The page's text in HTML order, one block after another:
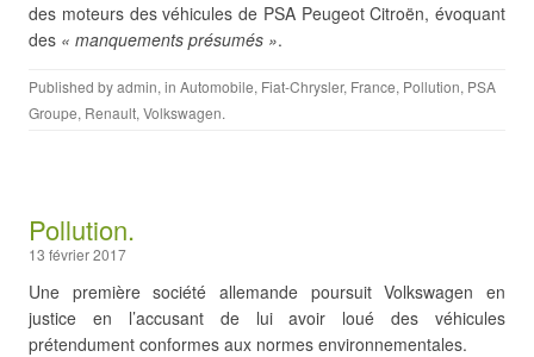
des moteurs des véhicules de PSA Peugeot Citroën, évoquant
des « manquements présumés ».
Published byadmin, in Automobile, Fiat-Chrysler, France, Pollution, PSA
Groupe, Renault, Volkswagen.
Pollution.
13 février 2017
Une première société allemande poursuit Volkswagen en
justice en l’accusant de lui avoir loué des véhicules
prétendument conformes aux normes environnementales.